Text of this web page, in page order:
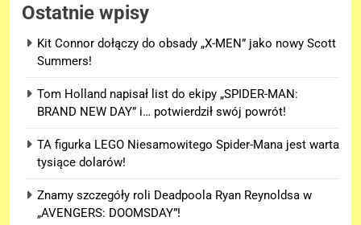
Ostatnie wpisy
Kit Connor dołączy do obsady „X-MEN” jako nowy Scott
Summers!
Tom Holland napisał list do ekipy „SPIDER-MAN:
BRAND NEW DAY” i… potwierdził swój powrót!
TA figurka LEGO Niesamowitego Spider-Mana jest warta
tysiące dolarów!
Znamy szczegóły roli Deadpoola Ryan Reynoldsa w
„AVENGERS: DOOMSDAY”!